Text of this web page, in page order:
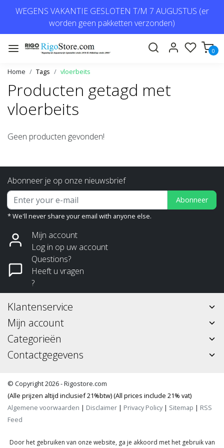
WEGENS VAKANTIE GESLOTEN T/M 7 AUGUSTUS (er
worden geen pakketten verzonden)
0
Home Tags vloerbeits
Producten getagd met
vloerbeits
Geen producten gevonden!
Abonneer je op onze nieuwsbrief
Abonneer
* We'll never share your email with anyone else.
Mijn account
Log in op uw account
Questions?
Heeft u vragen
?
Klantenservice
Mijn account
Categorieën
Contactgegevens
© Copyright 2026 - Rigostore.com
(Alle prijzen altijd inclusief 21%btw) (All prices include 21% vat)
Algemene voorwaarden | Disclaimer | Privacy Policy| Sitemap | RSS
Feed
Door het gebruiken van onze website, ga je akkoord met het gebruik van